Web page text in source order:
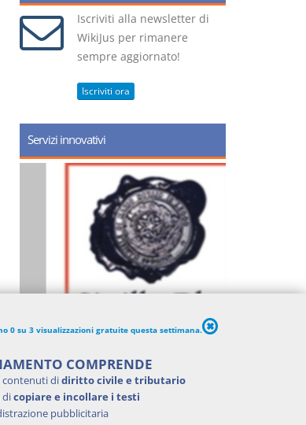
Iscriviti alla newsletter di
WikiJus per rimanere
sempre aggiornato!
Iscriviti ora
Servizi innovativi
0 su 3 visualizzazioni gratuite questa settimana.
COMPRENDE
contenuti didiritto civile e tributario
dicopiare e incollare i testi
pubblicitaria